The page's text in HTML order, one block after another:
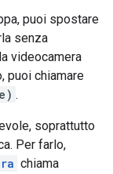
puoi spostare
senza
videocamera
puoi chiamare
.
soprattutto
Per farlo,
chiama